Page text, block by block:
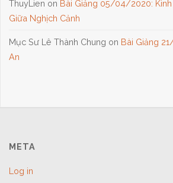
ThuyLien on Bài Giảng 05/04/2020:
Giữa Nghịch Cảnh
Mục Sư Lê Thành Chung on Bài Giảng
An
META
Log in